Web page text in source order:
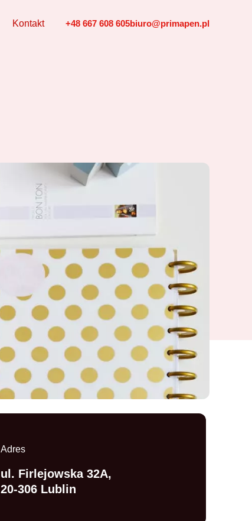
Kontakt +48 667 608 605biuro@primapen.pl
Adres
ul. Firlejowska 32A,
20-306 Lublin